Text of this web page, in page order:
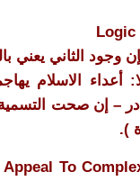
وجود الثاني يعني
أعداء الاسلام
إن صحت التسمية"-
).